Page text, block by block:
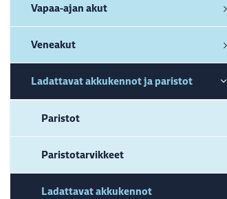
Vapaa-ajan akut
Veneakut
Ladattavat akkukennot ja paristot
Paristot
Paristotarvikkeet
Ladattavat akkukennot